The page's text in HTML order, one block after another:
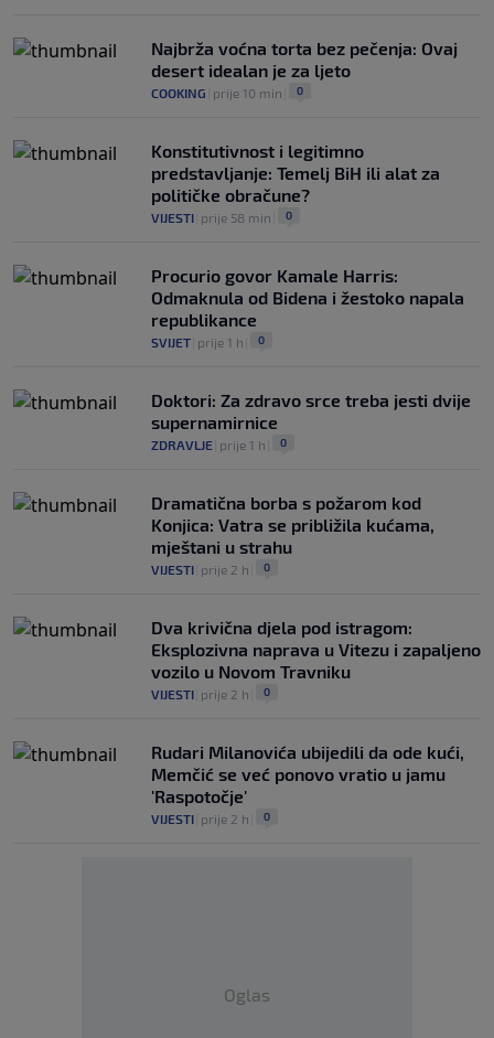
Najbrža voćna torta bez pečenja: Ovaj
desert idealan je za ljeto
COOKING prije 10 min 0
Konstitutivnost i legitimno
predstavljanje: Temelj BiH ili alat za
političke obračune?
VIJESTI prije 58 min 0
Procurio govor Kamale Harris:
Odmaknula od Bidena i žestoko napala
republikance
SVIJET prije 1 h 0
Doktori: Za zdravo srce treba jesti dvije
supernamirnice
ZDRAVLJE prije 1 h 0
Dramatična borba s požarom kod
Konjica: Vatra se približila kućama,
mještani u strahu
VIJESTI prije 2 h 0
Dva krivična djela pod istragom:
Eksplozivna naprava u Vitezu i zapaljeno
vozilo u Novom Travniku
VIJESTI prije 2 h 0
Rudari Milanovića ubijedili da ode kući,
Memčić se već ponovo vratio u jamu
'Raspotočje'
VIJESTI prije 2 h 0
Oglas